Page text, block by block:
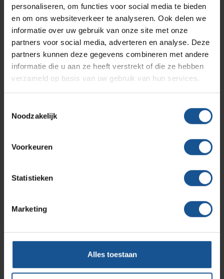
personaliseren, om functies voor social media te bieden
en om ons websiteverkeer te analyseren. Ook delen we
informatie over uw gebruik van onze site met onze
partners voor social media, adverteren en analyse. Deze
partners kunnen deze gegevens combineren met andere
informatie die u aan ze heeft verstrekt of die ze hebben
verzameld op basis van uw gebruik van hun services.
Noodzakelijk
Voorkeuren
Statistieken
Marketing
Alles toestaan
Elektronisch slot
Inklapbaar werkblad
Infuusstaander
Brug met kantelbakjes
Handschoenenhouder
Ziekenhuizen en klinieken, Zorginstellingen
730
600
900
VE-Systems
4 zwenkwielen waarvan 2 met rem, Basisromp met
Solutions
Productlijnen
Medische afvalverpakkingen
Assortiment
Onze merken
Hammerlit
Septodry
Metro
Contact
Ons team
Klantcases